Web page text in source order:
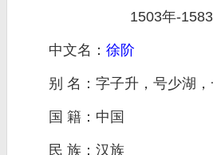
1503年-
中文名： 徐阶
别 名：字子升，号少湖，
国 籍：中国
民 族：汉族